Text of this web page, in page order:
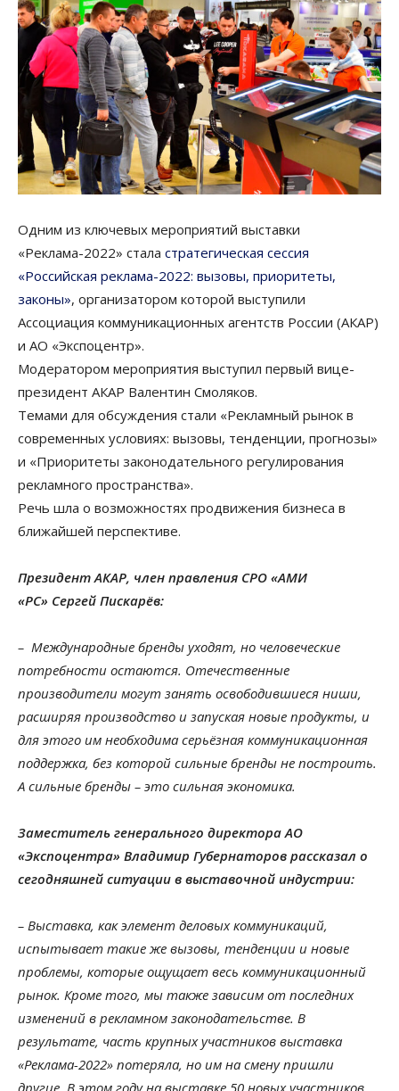
Одним из ключевых мероприятий выставки
«Реклама-2022» стала стратегическая сессия
«Российская реклама-2022: вызовы, приоритеты,
законы», организатором которой выступили
Ассоциация коммуникационных агентств России (АКАР)
и АО «Экспоцентр».
Модератором мероприятия выступил первый вице-
президент АКАР Валентин Смоляков.
Темами для обсуждения стали «Рекламный рынок в
современных условиях: вызовы, тенденции, прогнозы»
и «Приоритеты законодательного регулирования
рекламного пространства».
Речь шла о возможностях продвижения бизнеса в
ближайшей перспективе.
Президент АКАР, член правления СРО «АМИ
«РС» Сергей Пискарёв:
– Международные бренды уходят, но человеческие
потребности остаются. Отечественные
производители могут занять освободившиеся ниши,
расширяя производство и запуская новые продукты, и
для этого им необходима серьёзная коммуникационная
поддержка, без которой сильные бренды не построить.
А сильные бренды – это сильная экономика.
Заместитель генерального директора АО
«Экспоцентра» Владимир Губернаторов рассказал о
сегодняшней ситуации в выставочной индустрии:
– Выставка, как элемент деловых коммуникаций,
испытывает такие же вызовы, тенденции и новые
проблемы, которые ощущает весь коммуникационный
рынок. Кроме того, мы также зависим от последних
изменений в рекламном законодательстве. В
результате, часть крупных участников выставка
«Реклама-2022» потеряла, но им на смену пришли
другие. В этом году на выставке 50 новых участников.